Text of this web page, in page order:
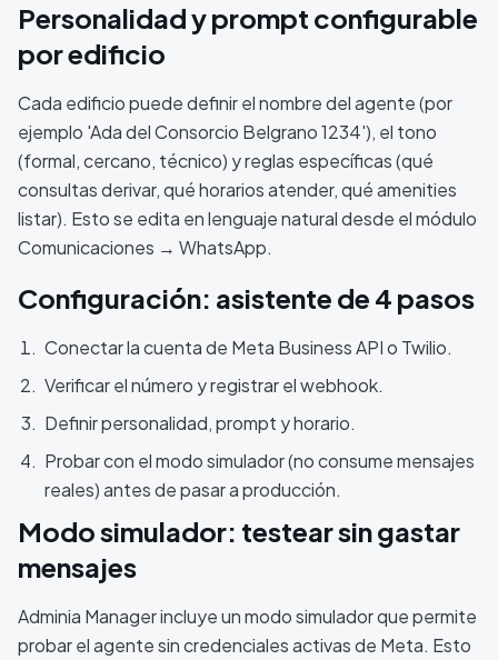
Personalidad y prompt configurable
por edificio
Cada edificio puede definir el nombre del agente (por
ejemplo 'Ada del Consorcio Belgrano 1234'), el tono
(formal, cercano, técnico) y reglas específicas (qué
consultas derivar, qué horarios atender, qué amenities
listar). Esto se edita en lenguaje natural desde el módulo
Comunicaciones → WhatsApp.
Configuración: asistente de 4 pasos
Conectar la cuenta de Meta Business API o Twilio.
Verificar el número y registrar el webhook.
Definir personalidad, prompt y horario.
Probar con el modo simulador (no consume mensajes
reales) antes de pasar a producción.
Modo simulador: testear sin gastar
mensajes
Adminia Manager incluye un modo simulador que permite
probar el agente sin credenciales activas de Meta. Esto